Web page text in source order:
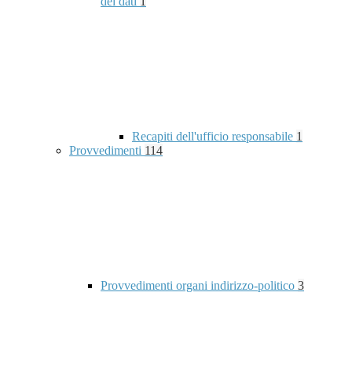
Recapiti dell'ufficio responsabile 1
Provvedimenti 114
Provvedimenti organi indirizzo-politico 3